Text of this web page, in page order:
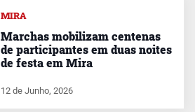
MIRA
Marchas mobilizam centenas
de participantes em duas noites
de festa em Mira
12 de Junho, 2026